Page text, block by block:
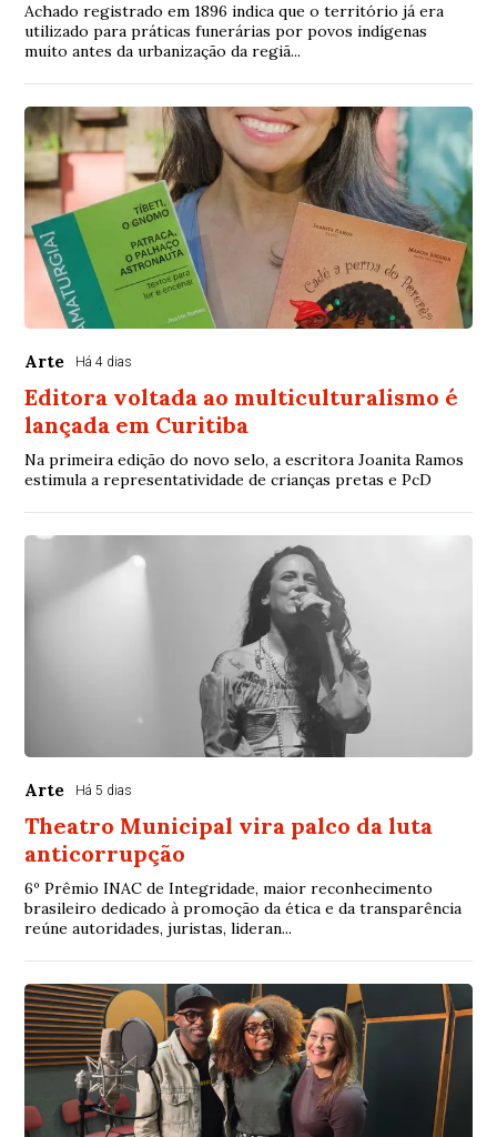
Achado registrado em 1896 indica que o território já era
utilizado para práticas funerárias por povos indígenas
muito antes da urbanização da regiã...
Arte Há 4 dias
Editora voltada ao multiculturalismo é
lançada em Curitiba
Na primeira edição do novo selo, a escritora Joanita Ramos
estimula a representatividade de crianças pretas e PcD
Arte Há 5 dias
Theatro Municipal vira palco da luta
anticorrupção
6º Prêmio INAC de Integridade, maior reconhecimento
brasileiro dedicado à promoção da ética e da transparência
reúne autoridades, juristas, lideran...